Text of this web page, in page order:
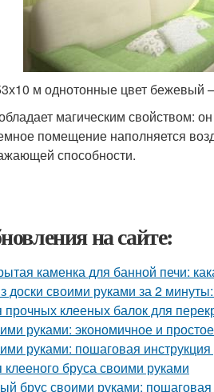
м однотонные цвет бежевый
магическим свойством:
помещение наполняется
способности.
на сайте:
каменка для банной печи:
доски своими руками за 2
прочных клееных балок для
руками: экономичное и
руками: пошаговая
бруса своими руками
брус своими руками: пошаговая